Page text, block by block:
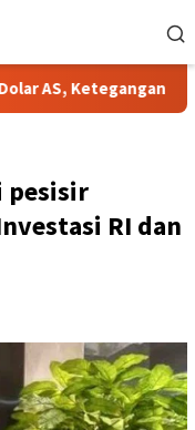
Ketegangan Timur
pesisir
RI dan